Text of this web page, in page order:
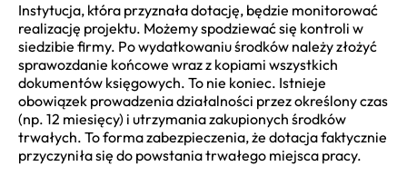
Instytucja, która przyznała dotację, będzie monitorować
realizację projektu. Możemy spodziewać się kontroli w
siedzibie firmy. Po wydatkowaniu środków należy złożyć
sprawozdanie końcowe wraz z kopiami wszystkich
dokumentów księgowych. To nie koniec. Istnieje
obowiązek prowadzenia działalności przez określony czas
(np. 12 miesięcy) i utrzymania zakupionych środków
trwałych. To forma zabezpieczenia, że dotacja faktycznie
przyczyniła się do powstania trwałego miejsca pracy.